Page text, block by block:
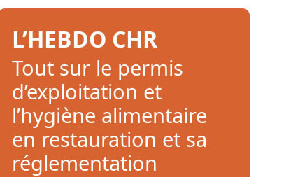
L’HEBDO CHR
Tout sur le permis
d’exploitation et
l’hygiène alimentaire
en restauration et sa
réglementation